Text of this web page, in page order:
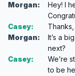
Morgan:
Hey! I
Casey:
Morgan:
It’s a
next?
Casey:
We’re
to be